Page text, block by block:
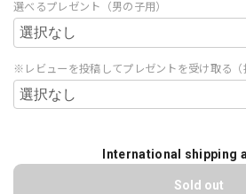
選べるプレゼント（男の子用）
※レビューを投稿してプレゼントを受け取る（
International shipping
Sold out